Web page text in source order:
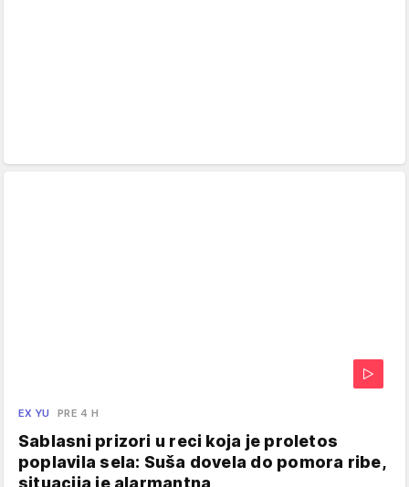
EX YU PRE 4 H
Sablasni prizori u reci koja je proletos
poplavila sela: Suša dovela do pomora ribe,